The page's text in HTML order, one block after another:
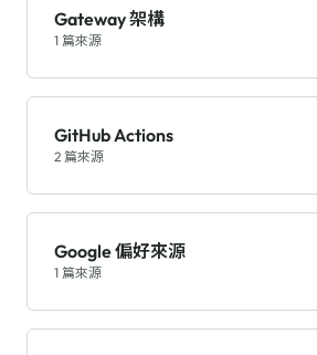
Gateway 架構
1 篇來源
GitHub Actions
2 篇來源
Google 偏好來源
1 篇來源